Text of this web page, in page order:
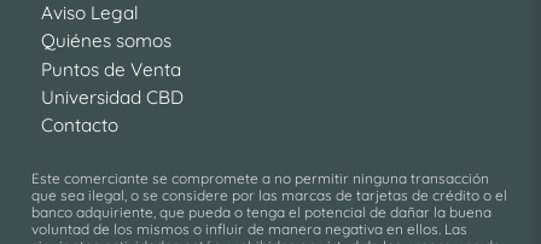
Aviso Legal
Quiénes somos
Puntos de Venta
Universidad CBD
Contacto
Este comerciante se compromete a no permitir ninguna transacción
que sea ilegal, o se considere por las marcas de tarjetas de crédito o el
banco adquiriente, que pueda o tenga el potencial de dañar la buena
voluntad de los mismos o influir de manera negativa en ellos. Las